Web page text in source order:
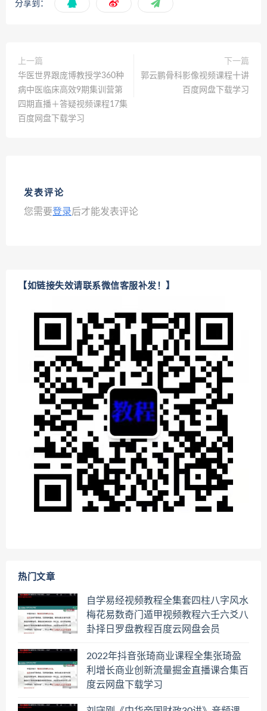
分享到：
上一篇
华医世界跟庞博教授学360种
病中医临床高效9期集训营第
四期直播＋答疑视频课程17集
百度网盘下载学习
下一篇
郭云鹏骨科影像视频课程十讲
百度网盘下载学习
发表评论
您需要登录后才能发表评论
【如链接失效请联系微信客服补发！】
热门文章
自学易经视频教程全集套四柱八字风水
梅花易数奇门遁甲视频教程六壬六爻八
卦择日罗盘教程百度云网盘会员
2022年抖音张琦商业课程全集张琦盈
利增长商业创新流量掘金直播课合集百
度云网盘下载学习